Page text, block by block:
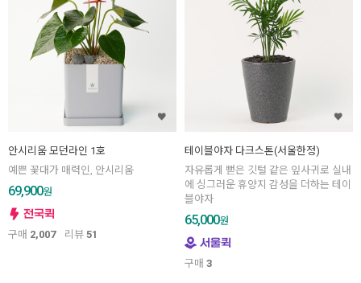
안시리움 모던라인 1호
예쁜 꽃대가 매력인, 안시리움
69,900원
구매 2,007 리뷰 51
테이블야자 다크스톤(서울한정)
자유롭게 뻗은 깃털 같은 잎사귀로 실내
에 싱그러운 휴양지 감성을 더하는 테이
블야자
65,000원
구매 3